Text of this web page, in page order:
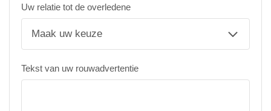
Uw relatie tot de overledene
Tekst van uw rouwadvertentie